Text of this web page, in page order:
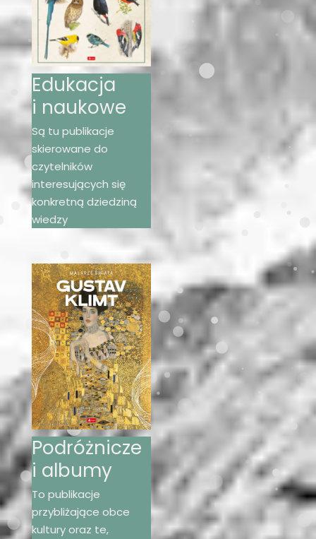
Edukacja
i naukowe
Są tu publikacje
skierowane do
czytelników
interesujących się
konkretną dziedziną
wiedzy
Podróżnicze
i albumy
To publikacje
przybliżające obce
kultury oraz te,